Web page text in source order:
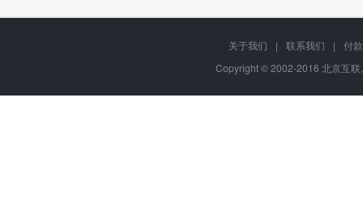
关于我们 | 联系我们 |
付
Copyright © 2002-2016 北京互